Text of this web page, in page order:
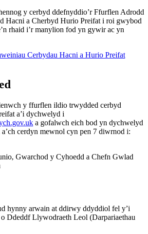
y cerbyd ddefnyddio’r Ffurflen Adrodd
Hacni a Cherbyd Hurio Preifat i roi gwybod
rhaid i’r manylion fod yn gywir ac yn
Cerbydau Hacni a Hurio Preifat
y ffurflen ildio trwydded cerbyd
a’i dychwelyd i
a gofalwch eich bod yn dychwelyd
cerdyn mewnol cyn pen 7 diwrnod i:
Gwarchod y Cyhoedd a Chefn Gwlad
hynny arwain at ddirwy ddyddiol fel y’i
Ddeddf Llywodraeth Leol (Darpariaethau